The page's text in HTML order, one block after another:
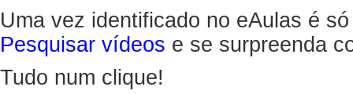
Uma vez identificado no eAulas é
Pesquisar vídeos e se surpreenda
Tudo num clique!